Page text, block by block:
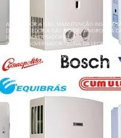
AQUECEDOR A GÁS, MANUTENÇÃO
DE AQUECEDOR A GÁS RIO DE JANEIRO RUA
ILHA DO GOVERNADOR RJ
ILHA DO GOVERNADOR - ZONA DA
BONSUCESSO - BANCÁRIOS - CACUIA - CICADE
- COCOTÁ - FREGUESIA - GALEÃO - JARDIM
JARDIM CARIOCA - MARÉ - OLARIA -
PORTUGUESA - PRAIA DA BANDEIRA - RAMOS -
- ZUMBI